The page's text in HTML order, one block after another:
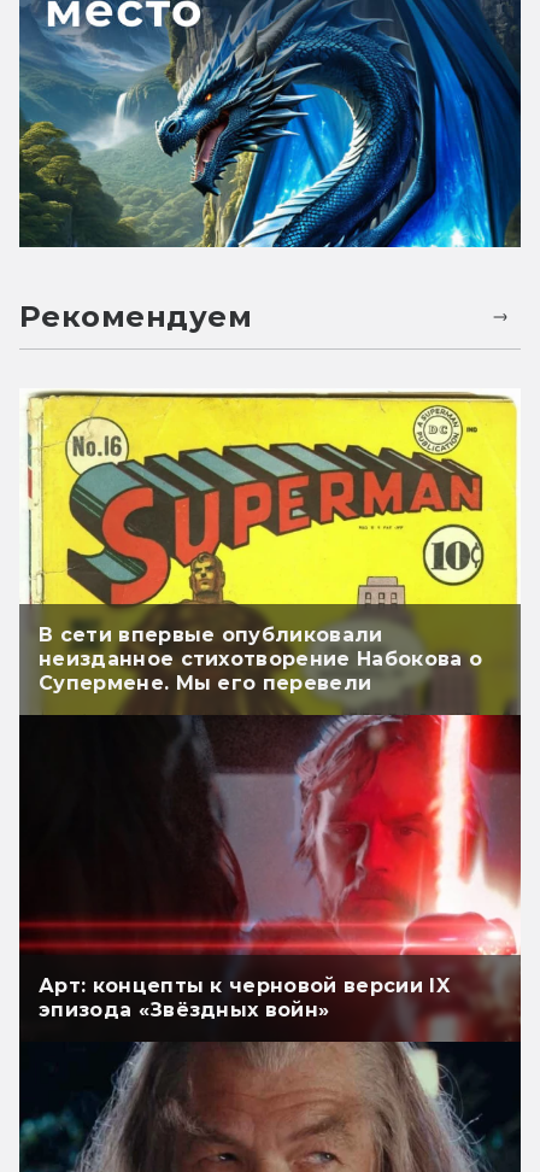
Рекомендуем
В сети впервые опубликовали
неизданное стихотворение Набокова о
Супермене. Мы его перевели
Арт: концепты к черновой версии IX
эпизода «Звёздных войн»